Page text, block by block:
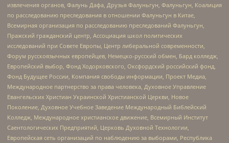
извлечения органов, Фалунь Дафа, Друзья Фалуньгун, Фалуньгун, Коалиция
по расследованию преследования в отношении Фалуньгун в Китае,
Всемирная организация по расследованию преследований Фалуньгун,
Пражский гражданский центр, Ассоциация школ политических
исследований при Совете Европы, Центр либеральной современности,
Форум русскоязычных европейцев, Немецко-русский обмен, Бард колледж,
Европейский выбор, Фонд Ходорковского, Оксфордский российский фонд,
Фонд Будущее России, Компания свободы информации, Проект Медиа,
Международное партнерство за права человека, Духовное Управление
Евангельских Христиан Украинской Христианской Церкви, Новое
Поколение, Духовное Учебное Заведение Международный Библейский
Колледж, Международное христианское движение, Всемирный Институт
Саентологических Предприятий, Церковь Духовной Технологии,
Европейская сеть организаций по наблюдению за выборами, Республика